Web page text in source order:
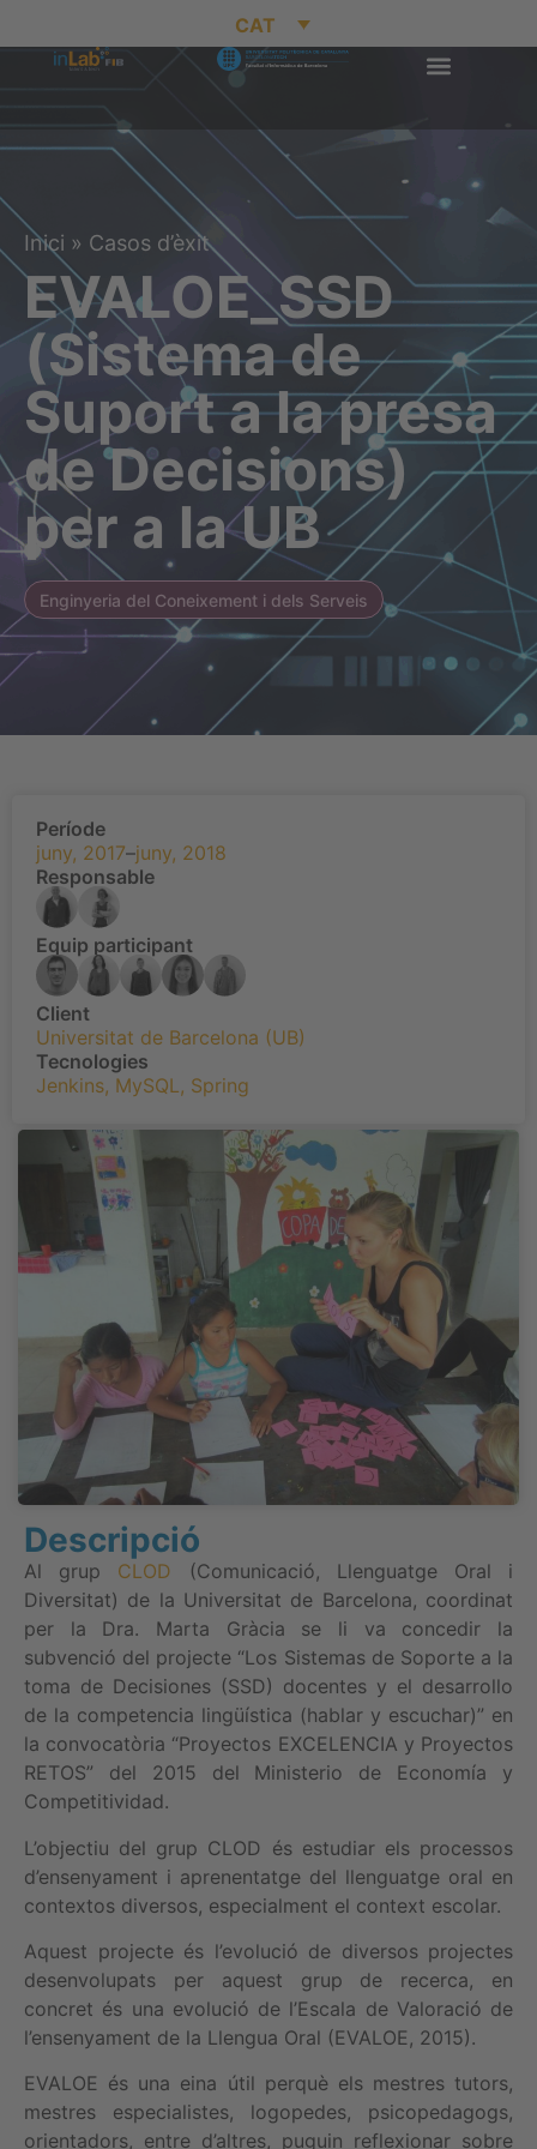
CAT
Inici » Casos d’èxit
EVALOE_SSD
(Sistema de
Suport a la presa
de Decisions)
per a la UB
Enginyeria del Coneixement i dels Serveis
Descripció
Al grup CLOD
(Comunicació, Llenguatge Oral i
Diversitat) de la Universitat de Barcelona, coordinat
per la Dra. Marta Gràcia se li va concedir la
subvenció del projecte “Los Sistemas de Soporte a la
toma de Decisiones (SSD) docentes y el desarrollo
de la competencia lingüística (hablar y escuchar)” en
la convocatòria “Proyectos EXCELENCIA y Proyectos
RETOS” del 2015 del Ministerio de Economía y
Competitividad.
L’objectiu del grup CLOD és estudiar els processos
d’ensenyament i aprenentatge del llenguatge oral en
contextos diversos, especialment el context escolar.
Aquest projecte és l’evolució de diversos projectes
desenvolupats per aquest grup de recerca, en
concret és una evolució de l’Escala de Valoració de
l’ensenyament de la Llengua Oral (EVALOE, 2015).
EVALOE és una eina útil perquè els mestres tutors,
mestres especialistes, logopedes, psicopedagogs,
orientadors, entre d’altres, puguin reflexionar sobre
Període
juny, 2017–juny, 2018
Responsable
Equip participant
Client
Universitat de Barcelona (UB)
Tecnologies
Jenkins, MySQL , Spring